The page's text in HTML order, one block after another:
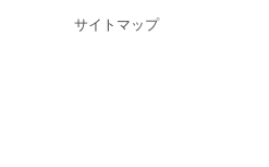
サイトマップ